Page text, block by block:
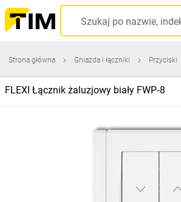
Strona główna Gniazda i łączniki Przyciski
FLEXI Łącznik żaluzjowy biały FWP‑8